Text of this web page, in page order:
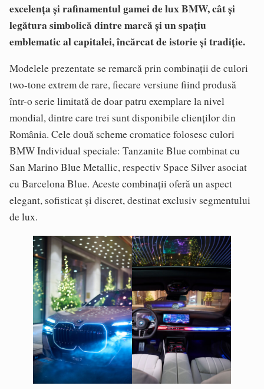
excelența și rafinamentul gamei de lux BMW, cât și
legătura simbolică dintre marcă și un spațiu
emblematic al capitalei, încărcat de istorie și tradiție.
Modelele prezentate se remarcă prin combinații de culori
two-tone extrem de rare, fiecare versiune fiind produsă
într-o serie limitată de doar patru exemplare la nivel
mondial, dintre care trei sunt disponibile clienților din
România. Cele două scheme cromatice folosesc culori
BMW Individual speciale: Tanzanite Blue combinat cu
San Marino Blue Metallic, respectiv Space Silver asociat
cu Barcelona Blue. Aceste combinații oferă un aspect
elegant, sofisticat și discret, destinat exclusiv segmentului
de lux.